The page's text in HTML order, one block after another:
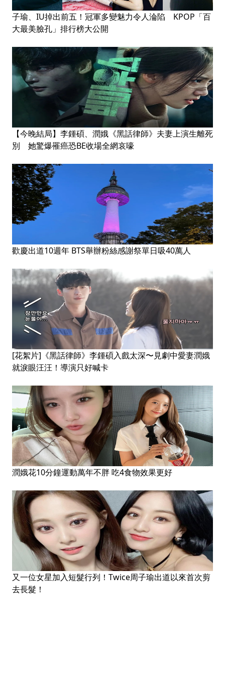
子瑜、IU掉出前五！冠軍多變魅力令人淪陷 KPOP「百
大最美臉孔」排行榜大公開
【今晚結局】李鍾碩、潤娥《黑話律師》夫妻上演生離死
別 她驚爆罹癌恐BE收場全網哀嚎
歡慶出道10週年 BTS舉辦粉絲感謝祭單日吸40萬人
[花絮片]《黑話律師》李鍾碩入戲太深〜見劇中愛妻潤娥
就淚眼汪汪！導演只好喊卡
潤娥花10分鐘運動萬年不胖 吃4食物效果更好
又一位女星加入短髮行列！Twice周子瑜出道以來首次剪
去長髮！